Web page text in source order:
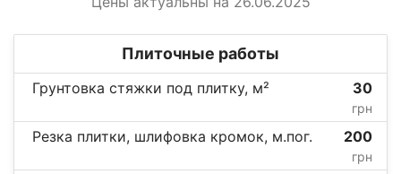
Плиточные работы
Грунтовка стяжки под плитку, м² 30
грн
Резка плитки, шлифовка кромок, м.пог. 200
грн